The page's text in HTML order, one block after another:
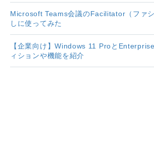
Microsoft Teams会議のFacilitator（ファ
しに使ってみた
【企業向け】Windows 11 Proと
ィションや機能を紹介